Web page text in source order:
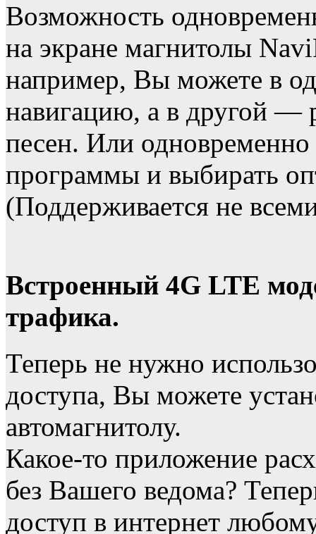
Возможность
на экране магнитолы
например, Вы можете в
навигацию, а в другой —
песен. Или одновременно
программы и выбирать
(Поддерживается не
Встроенный 4G LTE
трафика.
Теперь не нужно
доступа, Вы можете
автомагнитолу.
Какое-то приложение
без Вашего ведома?
доступ в интернет